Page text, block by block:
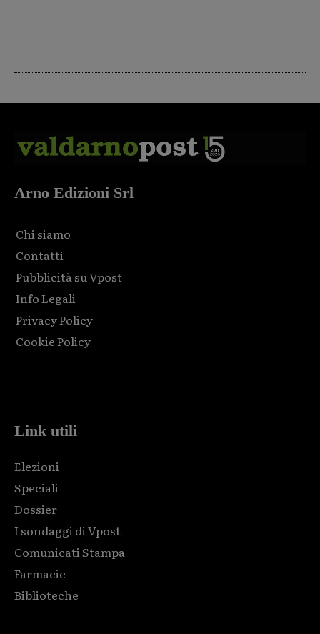
Arno Edizioni Srl
Chi siamo
Contatti
Pubblicità su Vpost
Info Legali
Privacy Policy
Cookie Policy
Link utili
Elezioni
Speciali
Dossier
I sondaggi di Vpost
Comunicati Stampa
Farmacie
Biblioteche